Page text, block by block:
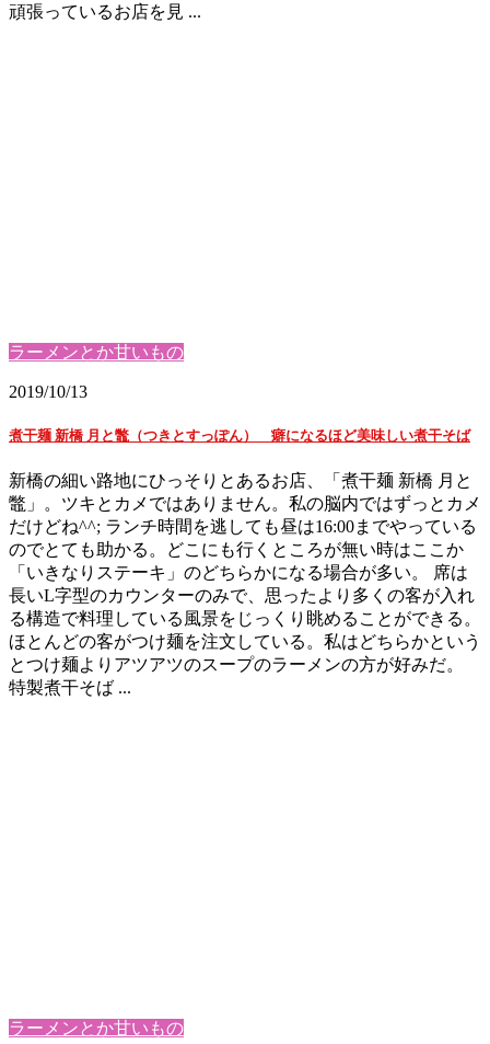
頑張っているお店を見 ...
ラーメンとか甘いもの
2019/10/13
煮干麺 新橋 月と鼈（つきとすっぽん） 癖になるほど美味しい煮干そば
新橋の細い路地にひっそりとあるお店、「煮干麺 新橋 月と
鼈」。ツキとカメではありません。私の脳内ではずっとカメ
だけどね^^; ランチ時間を逃しても昼は16:00までやっている
のでとても助かる。どこにも行くところが無い時はここか
「いきなりステーキ」のどちらかになる場合が多い。 席は
長いL字型のカウンターのみで、思ったより多くの客が入れ
る構造で料理している風景をじっくり眺めることができる。
ほとんどの客がつけ麺を注文している。私はどちらかという
とつけ麺よりアツアツのスープのラーメンの方が好みだ。
特製煮干そば ...
ラーメンとか甘いもの